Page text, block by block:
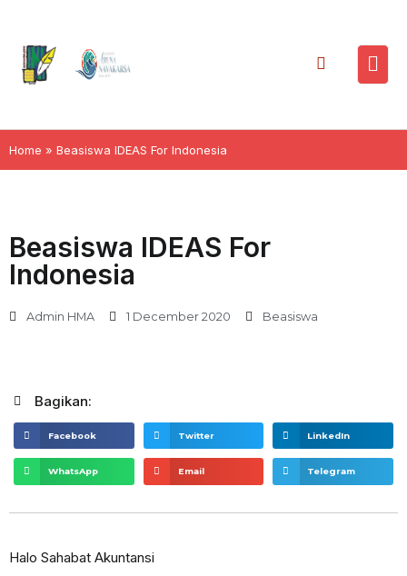
Home » Beasiswa IDEAS For Indonesia
Beasiswa IDEAS For
Indonesia
Admin HMA 1 December 2020 Beasiswa
Bagikan:
Facebook Twitter LinkedIn
WhatsApp Email Telegram
Halo Sahabat Akuntansi